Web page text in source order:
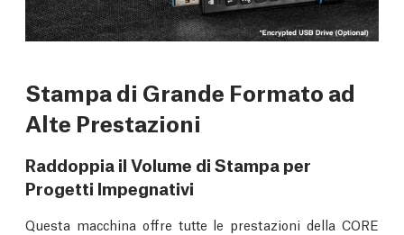
Stampa di Grande Formato ad
Alte Prestazioni
Raddoppia il Volume di Stampa per
Progetti Impegnativi
Questa macchina offre tutte le prestazioni della CORE